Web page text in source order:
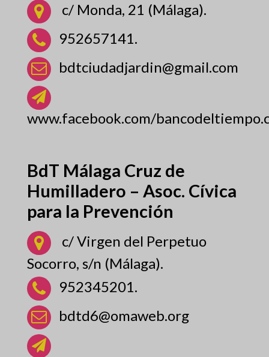
c/ Monda, 21 (Málaga).
952657141.
bdtciudadjardin@gmail.com
www.facebook.com/
BdT Málaga Cruz de
Humilladero – Asoc. Cívica
para la Prevención
c/ Virgen del Perpetuo
Socorro, s/n (Málaga).
952345201.
bdtd6@omaweb.org